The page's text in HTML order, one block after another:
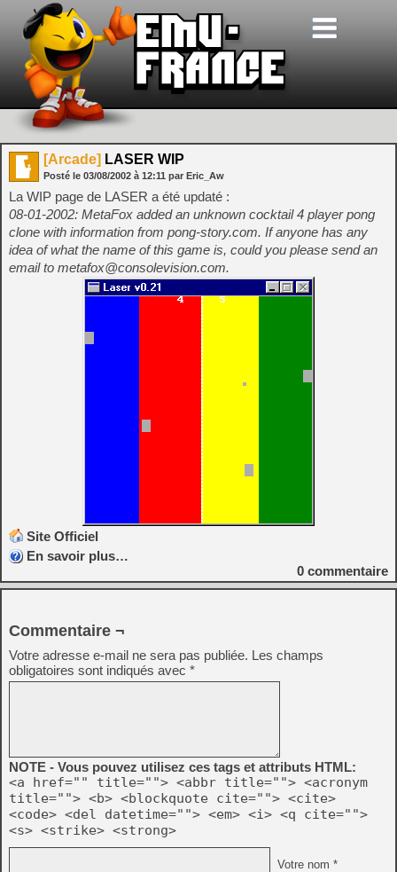
[Arcade] LASER WIP
Posté le 03/08/2002 à 12:11 par Eric_Aw
La WIP page de LASER a été updaté :
08-01-2002: MetaFox added an unknown cocktail 4 player pong
clone with information from pong-story.com. If anyone has any
idea of what the name of this game is, could you please send an
email to metafox@consolevision.com.
Site Officiel
En savoir plus…
0 commentaire
Commentaire ¬
Votre adresse e-mail ne sera pas publiée. Les champs
obligatoires sont indiqués avec *
NOTE - Vous pouvez utilisez ces tags et attributs HTML:
<a href="" title=""> <abbr title=""> <acronym
title=""> <b> <blockquote cite=""> <cite>
<code> <del datetime=""> <em> <i> <q cite="">
<s> <strike> <strong>
Votre nom *